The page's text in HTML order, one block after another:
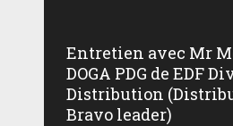
Entretien avec Mr
DOGA PDG de EDF
Distribution
Bravo leader)